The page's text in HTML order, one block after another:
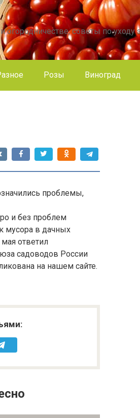
советы по уходу
Розы Виноград
проблемы,
и без проблем
мусора в дачных
ответил
садоводов России
на нашем сайте.